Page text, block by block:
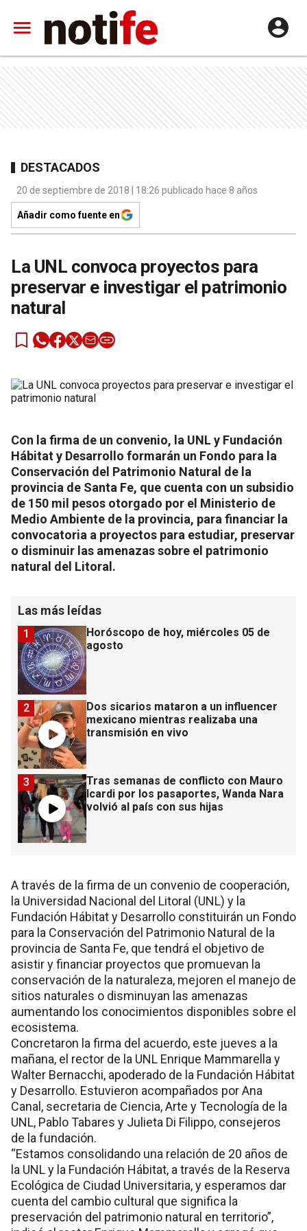
DESTACADOS
20 de septiembre de 2018 | 18:26 publicado hace 8 años
Añadir como fuente en
La UNL convoca proyectos para
preservar e investigar el patrimonio
natural
Con la firma de un convenio, la UNL y Fundación
Hábitat y Desarrollo formarán un Fondo para la
Conservación del Patrimonio Natural de la
provincia de Santa Fe, que cuenta con un subsidio
de 150 mil pesos otorgado por el Ministerio de
Medio Ambiente de la provincia, para financiar la
convocatoria a proyectos para estudiar, preservar
o disminuir las amenazas sobre el patrimonio
natural del Litoral.
Las más leídas
Horóscopo de hoy, miércoles 05 de
agosto
1
Dos sicarios mataron a un influencer
mexicano mientras realizaba una
transmisión en vivo
2
Tras semanas de conflicto con Mauro
Icardi por los pasaportes, Wanda Nara
volvió al país con sus hijas
3
A través de la firma de un convenio de cooperación,
la Universidad Nacional del Litoral (UNL) y la
Fundación Hábitat y Desarrollo constituirán un Fondo
para la Conservación del Patrimonio Natural de la
provincia de Santa Fe, que tendrá el objetivo de
asistir y financiar proyectos que promuevan la
conservación de la naturaleza, mejoren el manejo de
sitios naturales o disminuyan las amenazas
aumentando los conocimientos disponibles sobre el
ecosistema.
Concretaron la firma del acuerdo, este jueves a la
mañana, el rector de la UNL Enrique Mammarella y
Walter Bernacchi, apoderado de la Fundación Hábitat
y Desarrollo. Estuvieron acompañados por Ana
Canal, secretaria de Ciencia, Arte y Tecnología de la
UNL, Pablo Tabares y Julieta Di Filippo, consejeros
de la fundación.
“Estamos consolidando una relación de 20 años de
la UNL y la Fundación Hábitat, a través de la Reserva
Ecológica de Ciudad Universitaria, y esperamos dar
cuenta del cambio cultural que significa la
preservación del patrimonio natural en territorio”,